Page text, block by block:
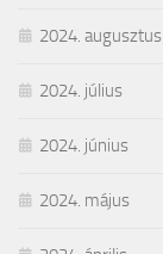
2024. augusztus
2024. július
2024. június
2024. május